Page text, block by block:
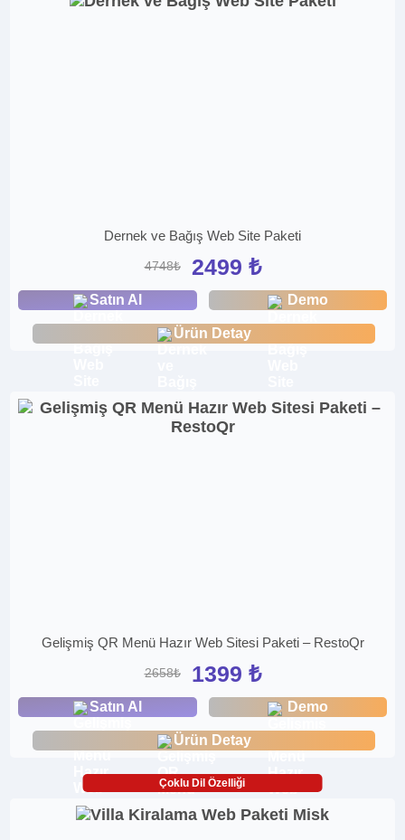
Dernek ve Bağış Web Site Paketi
4748₺ 2499 ₺
Satın Al Demo
Ürün Detay
Gelişmiş QR Menü Hazır Web Sitesi Paketi – RestoQr
2658₺ 1399 ₺
Satın Al Demo
Ürün Detay
Çoklu Dil Özelliği